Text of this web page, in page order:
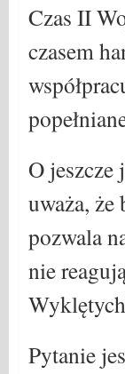
Czas II
czasem
O jeszcze
uważa,
pozwala
nie
Pytanie